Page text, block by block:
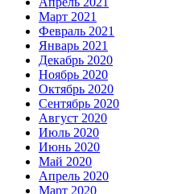
Март 2021
Февраль 2021
Январь 2021
Декабрь 2020
Ноябрь 2020
Октябрь 2020
Сентябрь 2020
Август 2020
Июль 2020
Июнь 2020
Май 2020
Апрель 2020
Март 2020